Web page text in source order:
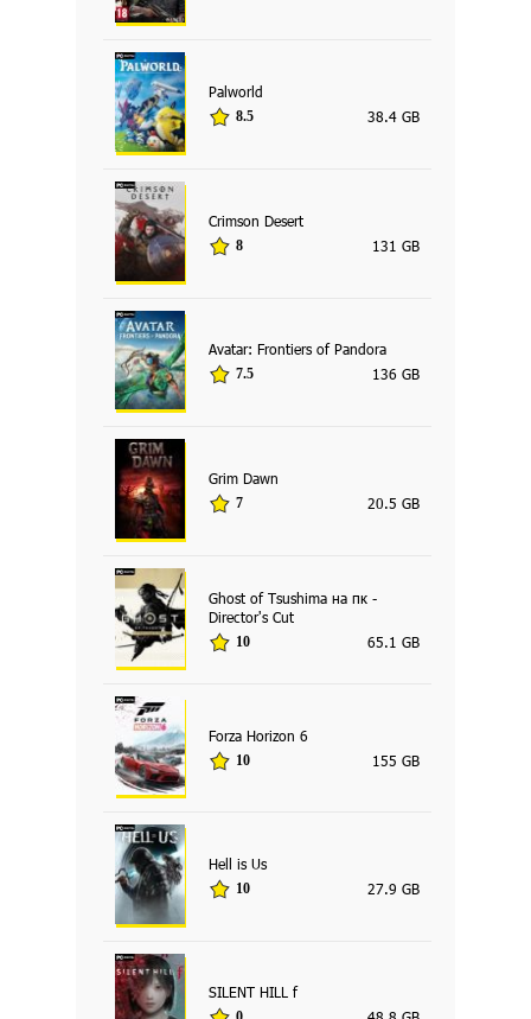
Palworld
8.5 38.4 GB
Crimson Desert
8 131 GB
Avatar: Frontiers of Pandora
7.5 136 GB
Grim Dawn
7 20.5 GB
Ghost of Tsushima на пк -
Director's Cut
10 65.1 GB
Forza Horizon 6
10 155 GB
Hell is Us
10 27.9 GB
SILENT HILL f